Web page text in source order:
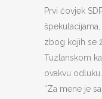
Prvi čovjek
zbog kojih se
Tuzlanskom
ovakvu odluku.
“Za mene je